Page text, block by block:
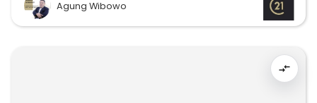
Agung Wibowo